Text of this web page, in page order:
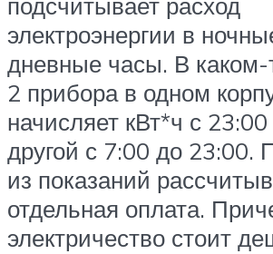
электроэнергии в
дневные часы. В каком-
2 прибора в одном
начисляет кВт*ч с
другой с 7:00 до 23:00.
из показаний
отдельная оплата.
электричество стоит